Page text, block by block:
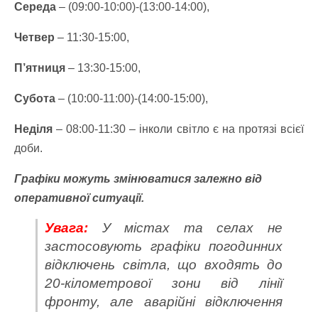
Середа – (09:00-10:00)-(13:00-14:00),
Четвер – 11:30-15:00,
П’ятниця – 13:30-15:00,
Субота – (10:00-11:00)-(14:00-15:00),
Неділя – 08:00-11:30 – інколи світло є на протязі всієї
доби.
Графіки можуть змінюватися залежно від
оперативної ситуації.
Увага: У містах та селах не
застосовують графіки погодинних
відключень світла, що входять до
20-кілометрової зони від лінії
фронту, але аварійні відключення